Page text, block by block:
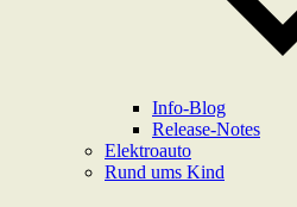
Info-Blog
Release-Notes
Elektroauto
Rund ums Kind